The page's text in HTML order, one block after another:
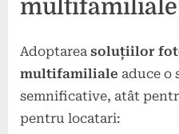
multifamiliale
Adoptarea soluțiilor
multifamiliale aduce o
semnificative, atât
pentru locatari: